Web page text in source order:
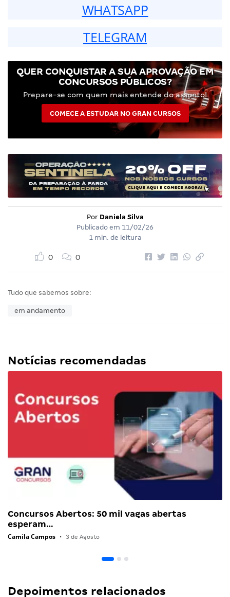
WHATSAPP
TELEGRAM
QUER CONQUISTAR A SUA APROVAÇÃO EM
CONCURSOS PÚBLICOS?
Prepare-se com quem mais entende do assunto!
COMECE A ESTUDAR NO GRAN CURSOS
Por Daniela Silva
Publicado em 11/02/26
1 min. de leitura
0 0
Tudo que sabemos sobre:
em andamento
Notícias recomendadas
Concursos Abertos: 50 mil vagas abertas
esperam…
Camila Campos • 3 de Agosto
Depoimentos relacionados